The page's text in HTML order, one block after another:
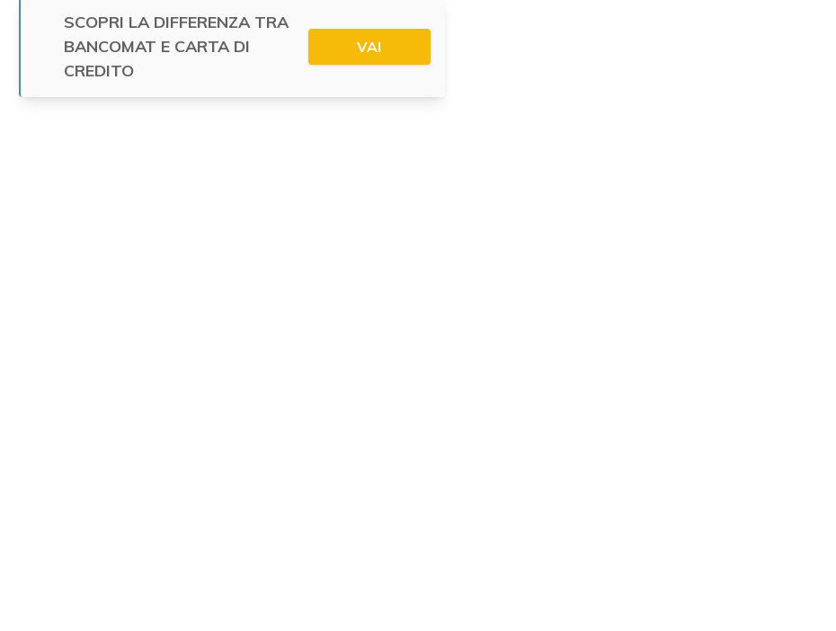
SCOPRI LA DIFFERENZA TRA
BANCOMAT E CARTA DI
CREDITO
VAI